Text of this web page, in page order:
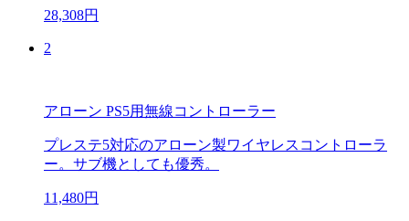
28,308円
2
アローン PS5用無線コントローラー
プレステ5対応のアローン製ワイヤレスコントローラ
ー。サブ機としても優秀。
11,480円